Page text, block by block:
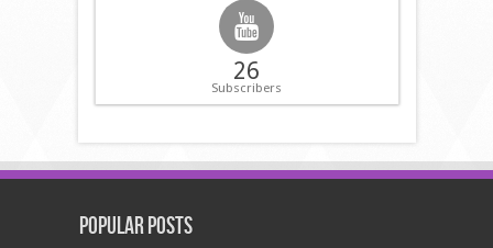
26
Subscribers
Popular Posts